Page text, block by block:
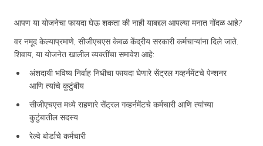
आपण या योजनेचा फायदा घेऊ शकता की नाही याबद्दल आपल्या मनात गोंदळ आहे?
वर नमूद केल्याप्रमाणे, सीजीएचएस केवळ केंद्रीय सरकारी कर्मचाऱ्यांना दिले जाते.
शिवाय, या योजनेत खालील व्यक्तींचा समावेश आहे:
अंशदायी भविष्य निर्वाह निधीचा फायदा घेणारे सेंट्रल गव्हर्नमेंटचे पेन्शनर
आणि त्यांचे कुटुंबीय
सीजीएचएस मध्ये राहणारे सेंट्रल गव्हर्नमेंटचे कर्मचारी आणि त्यांच्या
कुटुंबातील सदस्य
रेल्वे बोर्डाचे कर्मचारी